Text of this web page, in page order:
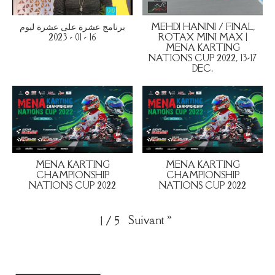
برنامج عشرة على عشرة ليوم
16 - 01 - 2023
MEHDI HANINI / FINAL,
ROTAX MINI MAX |
MENA KARTING
NATIONS CUP 2022, 13-17
DEC.
MENA KARTING
CHAMPIONSHIP
NATIONS CUP 2022
MENA KARTING
CHAMPIONSHIP
NATIONS CUP 2022
1 / 5 Suivant »